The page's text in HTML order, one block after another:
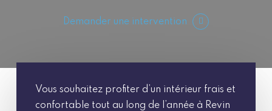
Demander une intervention
Vous souhaitez profiter d’un intérieur frais et
confortable tout au long de l’année à Revin